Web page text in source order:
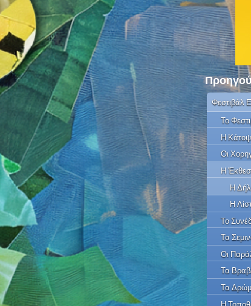
Φεστιβάλ
Το
Η
Οι
Η
Η
Η
Το
Τα
Οι
Τα
Τα